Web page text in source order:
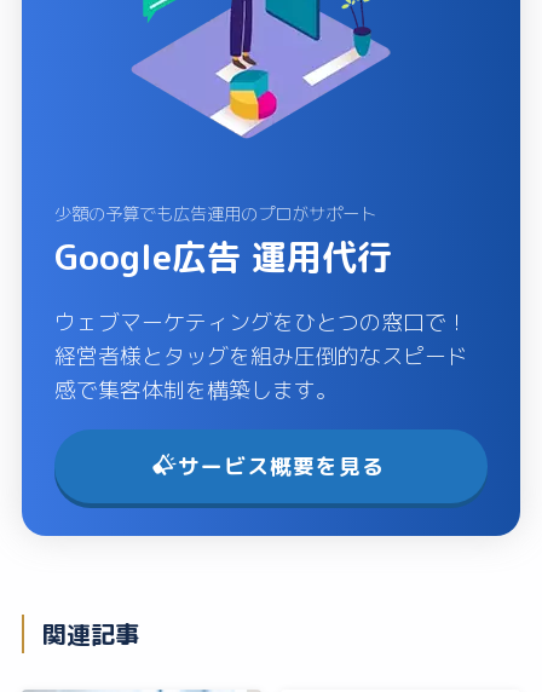
少額の予算でも広告運用のプロがサポート
Google広告 運用代行
ウェブマーケティングをひとつの窓口で！
経営者様とタッグを組み圧倒的なスピード
感で集客体制を構築します。
サービス概要を見る
関連記事